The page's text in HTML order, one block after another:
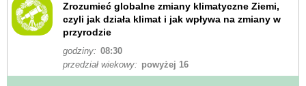
Zrozumieć globalne zmiany klimatyczne Ziemi,
czyli jak działa klimat i jak wpływa na zmiany w
przyrodzie
godziny: 08:30
przedział wiekowy: powyżej 16